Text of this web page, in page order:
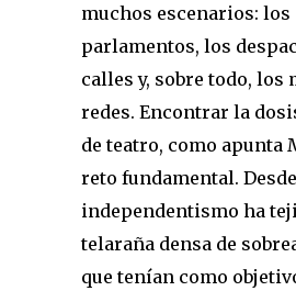
muchos escenarios: los
parlamentos, los
calles y, sobre todo, los
redes. Encontrar la
de teatro, como apunta
reto fundamental. Desde
independentismo ha
telaraña densa de
que tenían como